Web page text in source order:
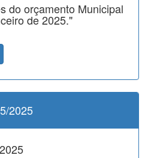
do orçamento Municipal
de 2025."
2025